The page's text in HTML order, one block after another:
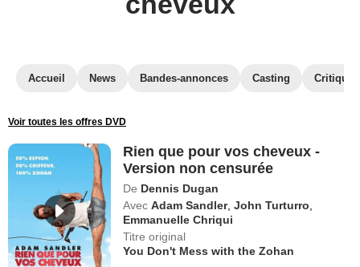
Accueil News Bandes-annonces Casting
Voir toutes les offres DVD
Rien que pour vos cheveux -
Version non censurée
De Dennis Dugan
Avec Adam Sandler,John Turturro
Emmanuelle Chriqui
Titre original
You Don't Mess with the Zohan